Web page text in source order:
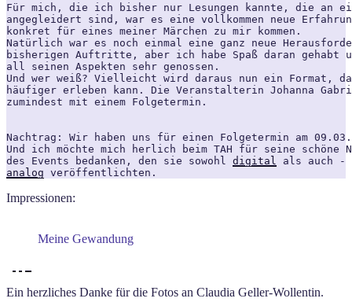
Für mich, die ich bisher nur Lesungen kannte, die an
angegleidert sind, war es eine vollkommen neue
konkret für eines meiner Märchen zu mir kommen.
Natürlich war es noch einmal eine ganz neue
bisherigen Auftritte, aber ich habe Spaß daran gehabt
all seinen Aspekten sehr genossen.
Und wer weiß? Vielleicht wird daraus nun ein Format,
häufiger erleben kann. Die Veranstalterin Johanna
zumindest mit einem Folgetermin.
Nachtrag: Wir haben uns für einen Folgetermin am
Und ich möchte mich herlich beim TAH für seine schöne
des Events bedanken, den sie sowohl digital
als auch -
analog veröffentlichten.
Impressionen:
Meine Gewandung
Ein herzliches Danke für die Fotos an Claudia Geller-Wollentin.